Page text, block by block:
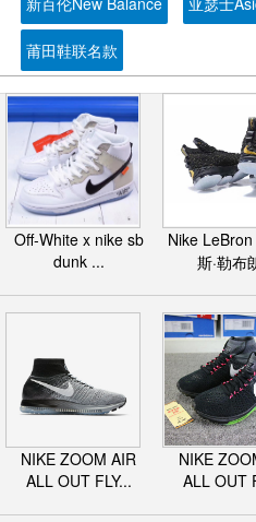
莆田鞋联名款
Off-White x nike sb
dunk ...
Nike
斯·勒布
NIKE ZOOM AIR
ALL OUT FLY...
NIKE
ALL OUT